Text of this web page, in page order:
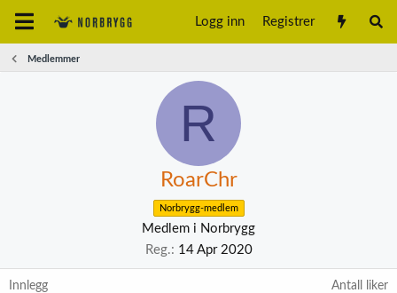
Logg inn Registrer
Medlemmer
R
RoarChr
Norbrygg-medlem
Medlem i Norbrygg
Reg.
14 Apr 2020
Innlegg Antall liker